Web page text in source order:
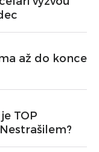
až do konce
TOP